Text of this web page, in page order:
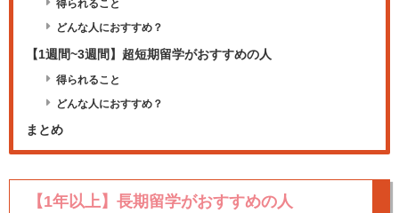
得られること
どんな人におすすめ？
【1週間~3週間】超短期留学がおすすめの人
得られること
どんな人におすすめ？
まとめ
【1年以上】長期留学がおすすめの人